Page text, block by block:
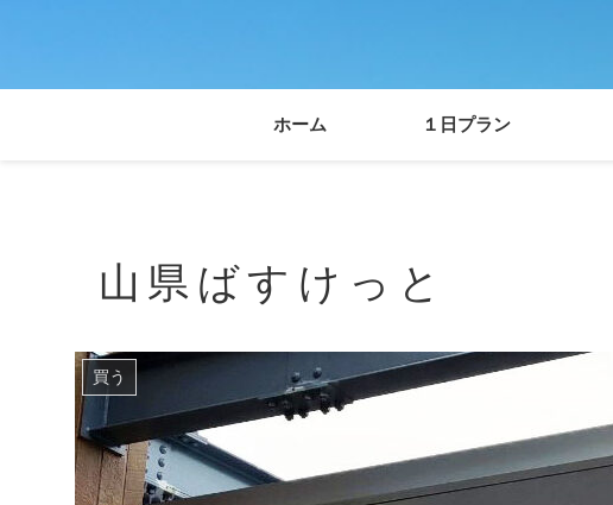
ホーム １日プラン
山県ばすけっと
買う